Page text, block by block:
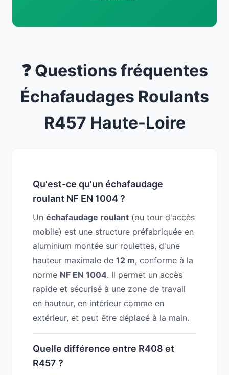
❓ Questions fréquentes
Échafaudages Roulants
R457 Haute-Loire
Qu'est-ce qu'un échafaudage
roulant NF EN 1004 ?
Un échafaudage roulant (ou tour d'accès
mobile) est une structure préfabriquée en
aluminium montée sur roulettes, d'une
hauteur maximale de 12 m, conforme à la
norme NF EN 1004. Il permet un accès
rapide et sécurisé à une zone de travail
en hauteur, en intérieur comme en
extérieur, et peut être déplacé à la main.
Quelle différence entre R408 et
R457 ?